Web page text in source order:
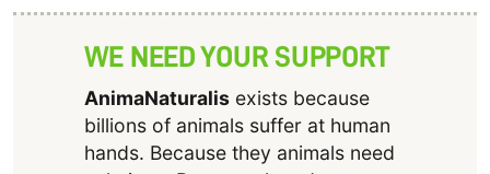
WE NEED YOUR SUPPORT
AnimaNaturalisexists because
billions of animals suffer at human
hands. Because they animals need